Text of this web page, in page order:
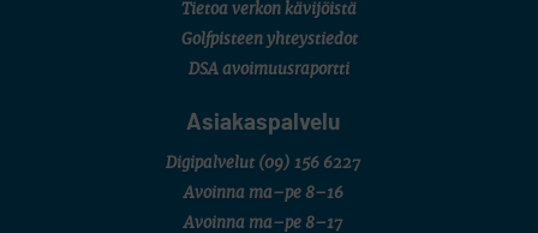
Tietoa verkon kävijöistä
Golfpisteen yhteystiedot
DSA avoimuusraportti
Asiakaspalvelu
Digipalvelut (09) 156 6227
Avoinna ma–pe 8–16
Avoinna ma–pe 8–17